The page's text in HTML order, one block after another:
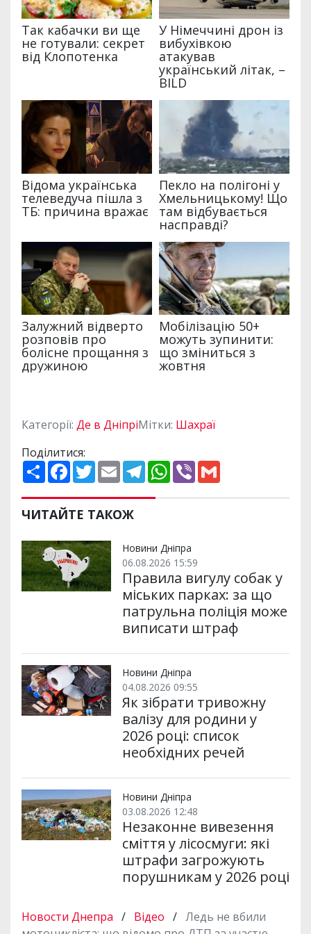
Категорії: Де в ДніпріМітки: Шахраї
Поділитися:
П
о
и
р
и
и
F
a
e
b
o
k
T
w
t
t
e
E
m
i
l
T
e
e
m
W
h
p
V
ЧИТАЙТЕ ТАКОЖ
Новини Дніпра
06.08.2026 15:59
Правила вигулу собак у
міських парках: за що
патрульна поліція може
виписати штраф
Новини Дніпра
04.08.2026 09:55
Як зібрати тривожну
валізу для родини у
2026 році: список
необхідних речей
Новини Дніпра
03.08.2026 12:48
Незаконне вивезення
сміття у лісосмуги: які
штрафи загрожують
порушникам у 2026 році
Новости Днепра / Відео / Ледь не вбили